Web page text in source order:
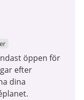
öppen för
efter
dina